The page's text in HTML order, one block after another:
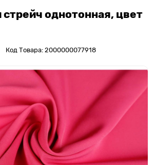
стрейч однотонная, цвет
Код Товара: 2000000077918